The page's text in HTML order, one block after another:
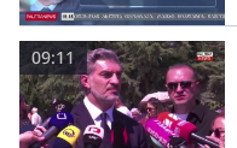
09:11